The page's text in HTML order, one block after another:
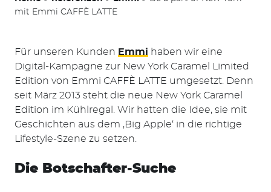
mit Emmi CAFFÈ LATTE
Für unseren Kunden Emmi haben wir eine
Digital-Kampagne zur New York Caramel Limited
Edition von Emmi CAFFÈ LATTE umgesetzt. Denn
seit März 2013 steht die neue New York Caramel
Edition im Kühlregal. Wir hatten die Idee, sie mit
Geschichten aus dem ‚Big Apple‘ in die richtige
Lifestyle-Szene zu setzen.
Die Botschafter-Suche